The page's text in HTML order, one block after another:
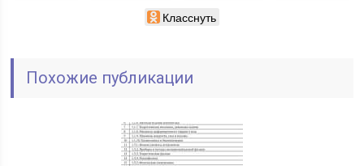
Класснуть
Похожие публикации